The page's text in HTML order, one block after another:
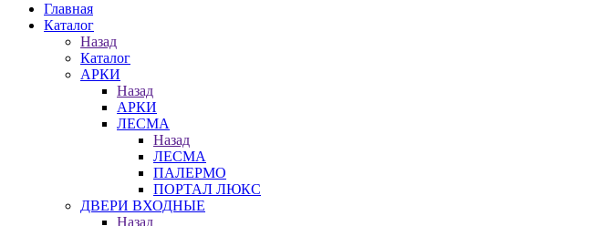
Главная
Каталог
Назад
Каталог
АРКИ
Назад
АРКИ
ЛЕСМА
Назад
ЛЕСМА
ПАЛЕРМО
ПОРТАЛ ЛЮКС
ДВЕРИ ВХОДНЫЕ
Назад